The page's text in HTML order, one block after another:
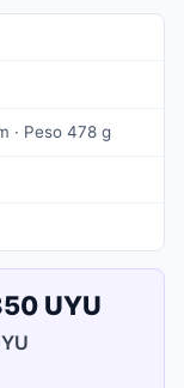
· Peso 478 g
UYU